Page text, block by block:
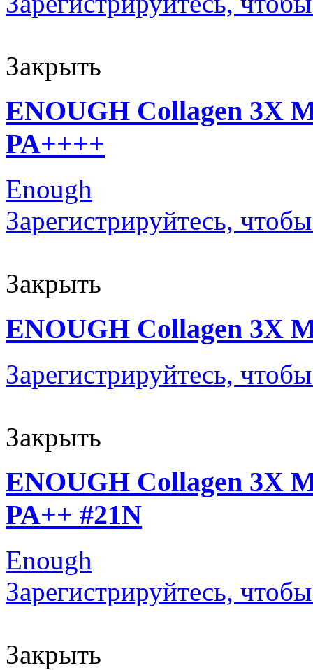
Закрыть
ENOUGH Collagen 3X
PA++++
Enough
Зарегистрируйтесь,
Закрыть
ENOUGH Collagen 3X
Зарегистрируйтесь,
Закрыть
ENOUGH Collagen 3X
PA++ #21N
Enough
Зарегистрируйтесь,
Закрыть